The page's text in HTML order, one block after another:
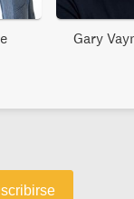
Gary